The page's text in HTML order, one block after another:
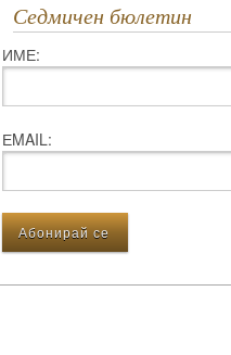
Седмичен бюлетин
ИМЕ:
ЕMAIL: